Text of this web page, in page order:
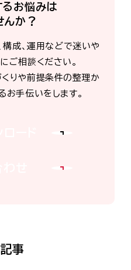
お悩みは
んか？
構成、運用などで迷いや
ご相談ください。
りや前提条件の整理か
お手伝いをします。
事